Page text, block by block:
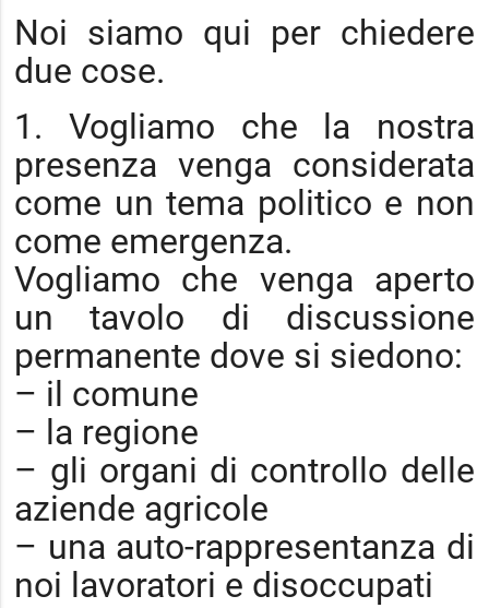
Noi siamo qui per chiedere
due cose.
1. Vogliamo che la nostra
presenza venga considerata
come un tema politico e non
come emergenza.
Vogliamo che venga aperto
un tavolo di discussione
permanente dove si siedono:
– il comune
– la regione
– gli organi di controllo delle
aziende agricole
– una auto-rappresentanza di
noi lavoratori e disoccupati